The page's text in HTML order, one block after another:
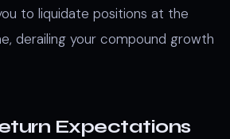
to liquidate positions at the
derailing your compound growth
Expectations